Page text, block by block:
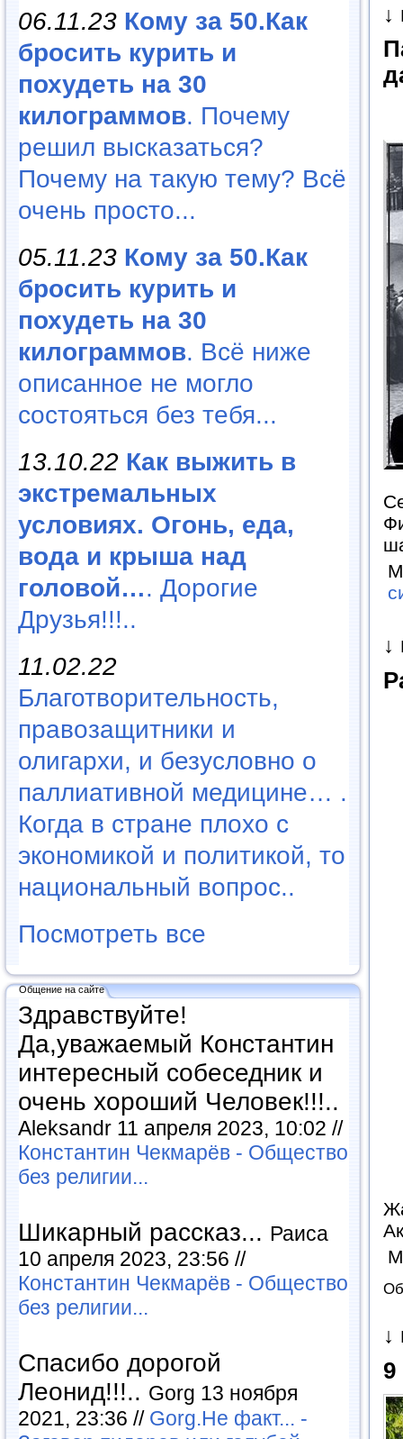
06.11.23 Кому за 50.Как
бросить курить и
похудеть на 30
килограммов. Почему
решил высказаться?
Почему на такую тему? Всё
очень просто...
05.11.23 Кому за 50.Как
бросить курить и
похудеть на 30
килограммов. Всё ниже
описанное не могло
состояться без тебя...
13.10.22 Как выжить в
экстремальных
условиях. Огонь, еда,
вода и крыша над
головой…. Дорогие
Друзья!!!..
11.02.22
Благотворительность,
правозащитники и
олигархи, и безусловно о
паллиативной медицине… .
Когда в стране плохо с
экономикой и политикой, то
национальный вопрос..
Посмотреть все
Общение на сайте
Здравствуйте!
Да,уважаемый Константин
интересный собеседник и
очень хороший Человек!!!..
Aleksandr 11 апреля 2023, 10:02 //
Константин Чекмарёв - Общество
без религии...
Шикарный рассказ... Раиса
10 апреля 2023, 23:56 //
Константин Чекмарёв - Общество
без религии...
Спасибо дорогой
Леонид!!!.. Gorg 13 ноября
2021, 23:36 // Gorg.Не факт... -